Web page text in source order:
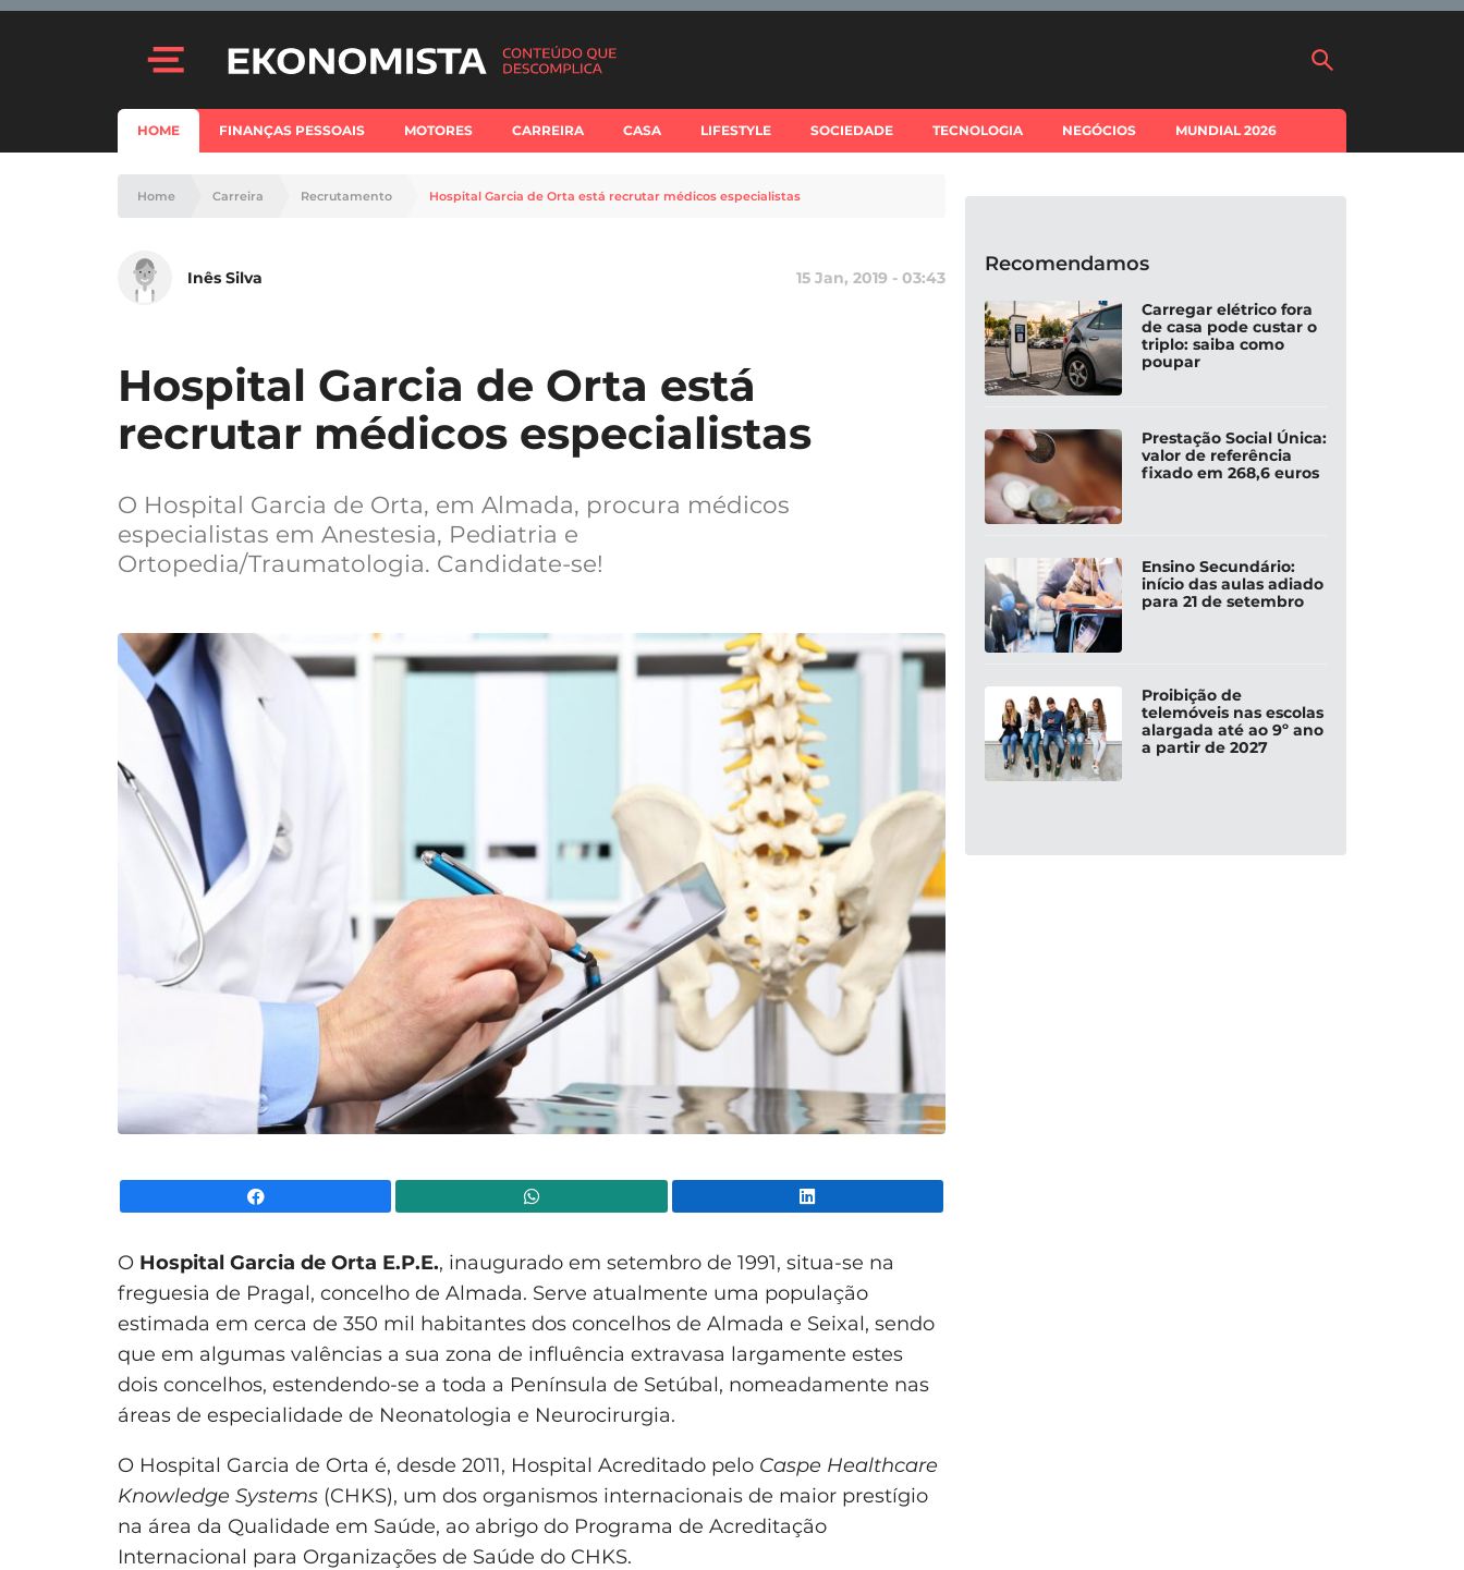
HOME FINANÇAS PESSOAIS MOTORES CARREIRA CASA LIFESTYLE SOCIEDADE TECNOLOGIA NEGÓCIOS MUNDIAL 2026
Home Carreira Recrutamento Hospital Garcia de Orta está recrutar médicos especialistas
Inês Silva 15 Jan, 2019 - 03:43
Hospital Garcia de Orta está
recrutar médicos especialistas
O Hospital Garcia de Orta, em Almada, procura médicos
especialistas em Anestesia, Pediatria e
Ortopedia/Traumatologia. Candidate-se!
O Hospital Garcia de Orta E.P.E., inaugurado em setembro de 1991, situa-se na
freguesia de Pragal, concelho de Almada. Serve atualmente uma população
estimada em cerca de 350 mil habitantes dos concelhos de Almada e Seixal, sendo
que em algumas valências a sua zona de influência extravasa largamente estes
dois concelhos, estendendo-se a toda a Península de Setúbal, nomeadamente nas
áreas de especialidade de Neonatologia e Neurocirurgia.
O Hospital Garcia de Orta é, desde 2011, Hospital Acreditado pelo Caspe Healthcare
Knowledge Systems (CHKS), um dos organismos internacionais de maior prestígio
na área da Qualidade em Saúde, ao abrigo do Programa de Acreditação
Internacional para Organizações de Saúde do CHKS.
Recomendamos
Carregar elétrico fora
de casa pode custar o
triplo: saiba como
poupar
Prestação Social Única:
valor de referência
fixado em 268,6 euros
Ensino Secundário:
início das aulas adiado
para 21 de setembro
Proibição de
telemóveis nas escolas
alargada até ao 9º ano
a partir de 2027